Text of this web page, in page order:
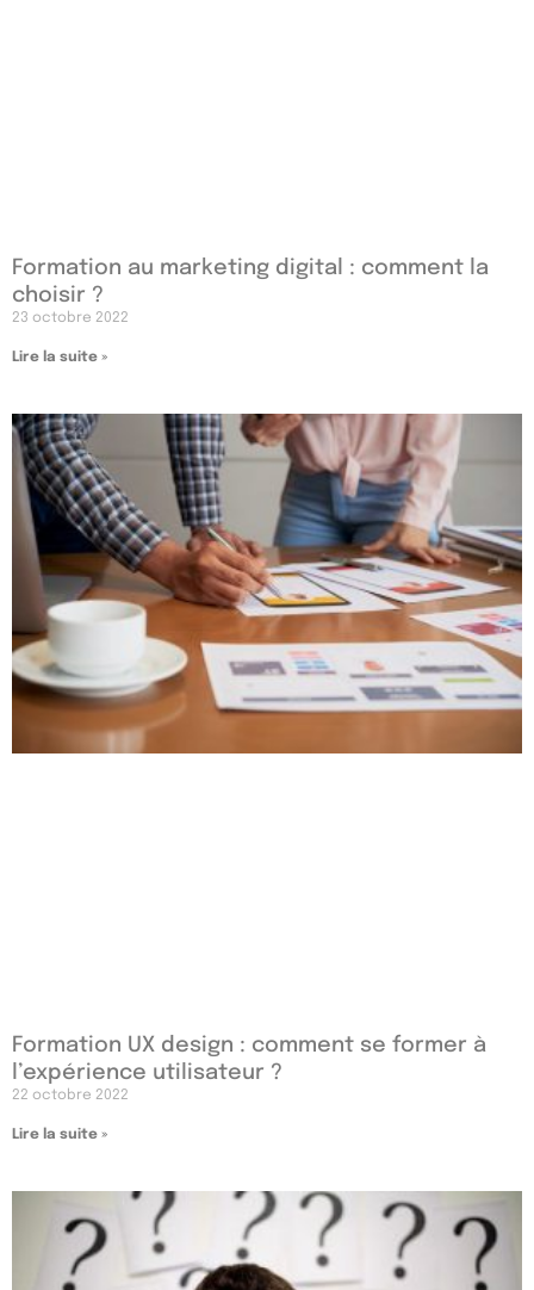
Formation au marketing digital : comment la
choisir ?
23 octobre 2022
Lire la suite »
Formation UX design : comment se former à
l’expérience utilisateur ?
22 octobre 2022
Lire la suite »